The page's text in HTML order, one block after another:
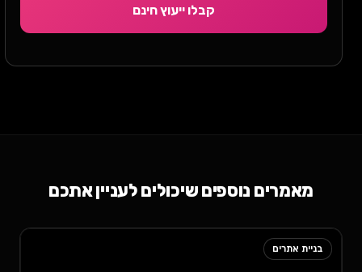
קבלו ייעוץ חינם
מאמרים נוספים שיכולים לעניין אתכם
בניית אתרים